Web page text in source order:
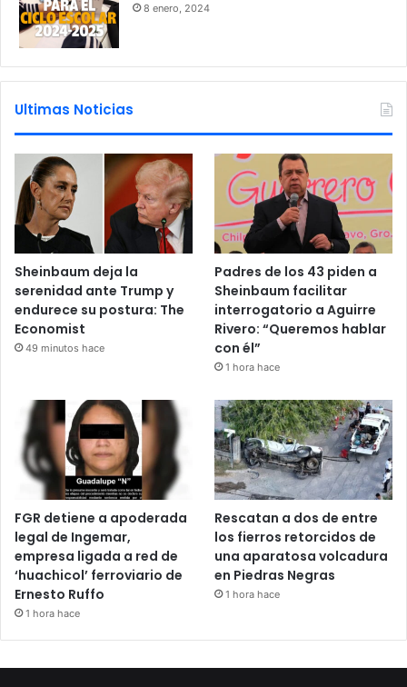
8 enero, 2024
Ultimas Noticias
Sheinbaum deja la
serenidad ante Trump y
endurece su postura: The
Economist
49 minutos hace
Padres de los 43 piden a
Sheinbaum facilitar
interrogatorio a Aguirre
Rivero: “Queremos hablar
con él”
1 hora hace
FGR detiene a apoderada
legal de Ingemar,
empresa ligada a red de
‘huachicol’ ferroviario de
Ernesto Ruffo
1 hora hace
Rescatan a dos de entre
los fierros retorcidos de
una aparatosa volcadura
en Piedras Negras
1 hora hace